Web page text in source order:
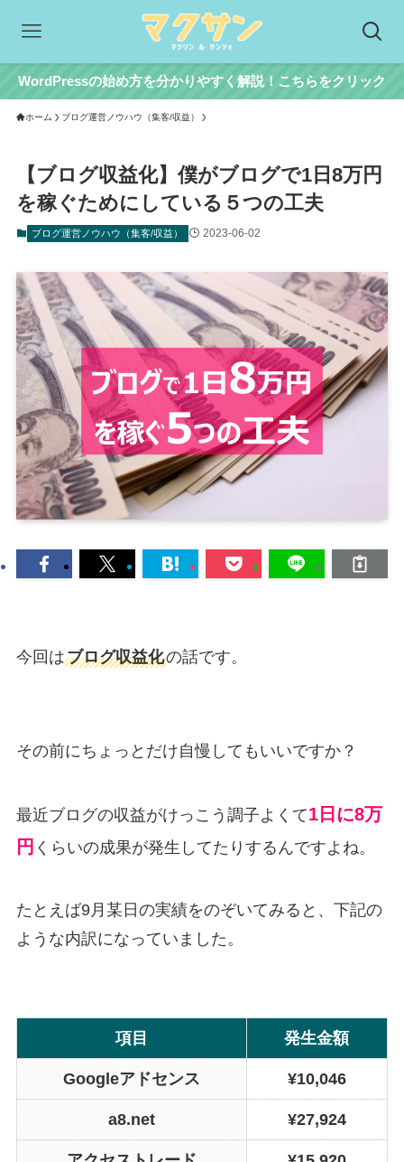
WordPressの始め方を分かりやすく解説！こちらをクリック
ホーム ブログ運営ノウハウ（集客/収益）
【ブログ収益化】僕がブログで1日8万円
を稼ぐためにしている５つの工夫
ブログ運営ノウハウ（集客/収益） 2023-06-02
今回はブログ収益化の話です。
その前にちょっとだけ自慢してもいいですか？
最近ブログの収益がけっこう調子よくて1日に8万
円 くらいの成果が発生してたりするんですよね。
たとえば9月某日の実績をのぞいてみると、下記の
ような内訳になっていました。
項目 発生金額
Googleアドセンス ¥10,046
a8.net ¥27,924